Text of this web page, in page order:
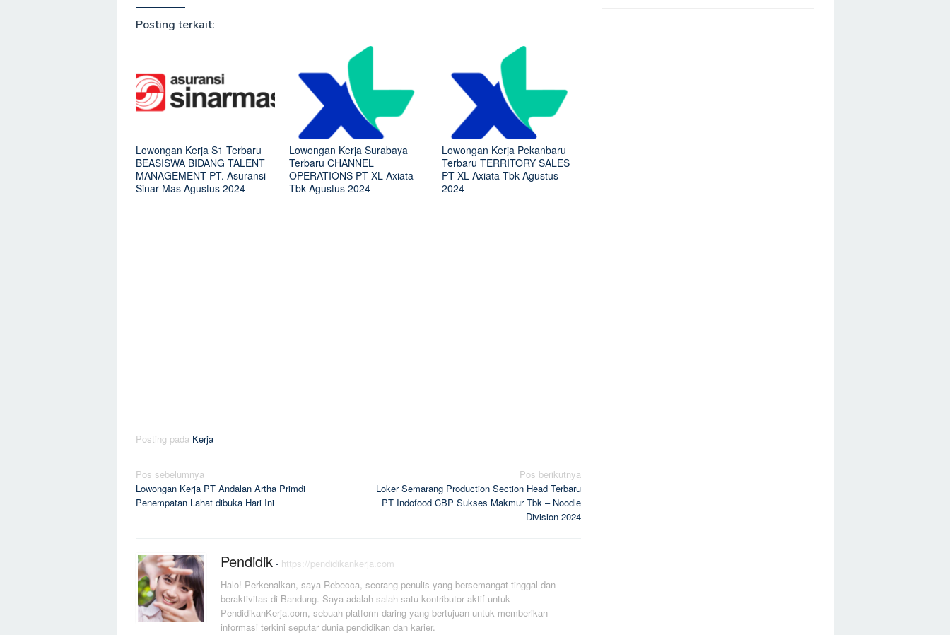
Posting terkait:
Lowongan Kerja S1 Terbaru
BEASISWA BIDANG TALENT
MANAGEMENT PT. Asuransi
Sinar Mas Agustus 2024
Lowongan Kerja Surabaya
Terbaru CHANNEL
OPERATIONS PT XL Axiata
Tbk Agustus 2024
Lowongan Kerja Pekanbaru
Terbaru TERRITORY SALES
PT XL Axiata Tbk Agustus
2024
Posting pada Kerja
Navigasi
pos
Pos sebelumnya
Lowongan Kerja PT Andalan Artha Primdi
Penempatan Lahat dibuka Hari Ini
Pos berikutnya
Loker Semarang Production Section Head Terbaru
PT Indofood CBP Sukses Makmur Tbk – Noodle
Division 2024
Pendidik - https://pendidikankerja.com
Halo! Perkenalkan, saya Rebecca, seorang penulis yang bersemangat tinggal dan
beraktivitas di Bandung. Saya adalah salah satu kontributor aktif untuk
PendidikanKerja.com, sebuah platform daring yang bertujuan untuk memberikan
informasi terkini seputar dunia pendidikan dan karier.